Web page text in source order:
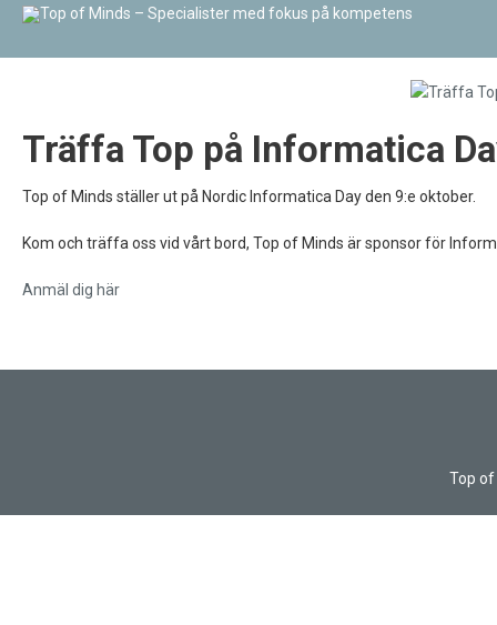
Träffa Top på Informatica
Top of Minds ställer ut på Nordic Informatica Day den 9:e oktober.
Kom och träffa oss vid vårt bord, Top of Minds är sponsor för
Anmäl dig här
Top of